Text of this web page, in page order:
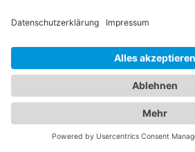
Augen- und Kinderheilkunde in
Jetzt